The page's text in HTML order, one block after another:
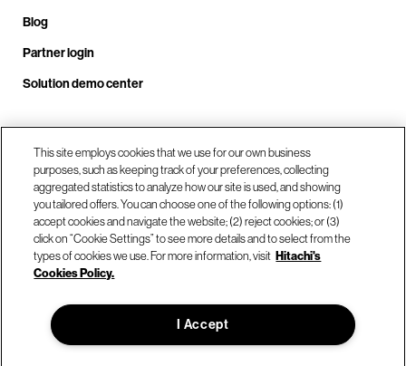
Blog
Partner login
Solution demo center
Call us at +1.678.403.3035
Our locations
© Hitachi Vantara LLC 2026. All Rights Reserved.
This site employs cookies that we use for our own business
purposes, such as keeping track of your preferences, collecting
aggregated statistics to analyze how our site is used, and showing
you tailored offers. You can choose one of the following options: (1)
accept cookies and navigate the website; (2) reject cookies; or (3)
click on “Cookie Settings” to see more details and to select from the
types of cookies we use. For more information, visit Hitachi's
Cookies Policy.
I Accept